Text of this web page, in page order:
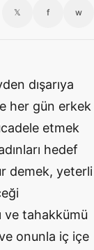
𝕏 f w
dışarıya
her gün erkek
etmek
hedef
demek, yeterli
ve tahakkümü
onunla iç içe